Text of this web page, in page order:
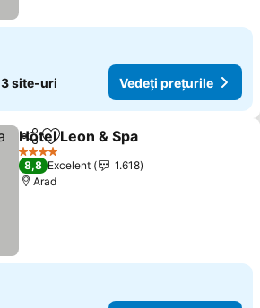
3 site-uri Vedeți prețurile
DistribuițiAdăugaţi la favorite
Hotel Leon & Spa
4 Stele
8,8 Excelent
1.618
Arad